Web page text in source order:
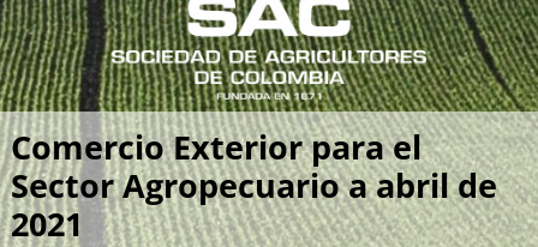
Eventos
Comercio Exterior para el
Sector Agropecuario a abril de
2021